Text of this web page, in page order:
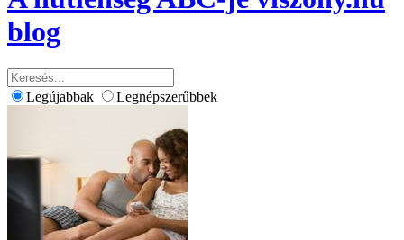
blog
Legújabbak Legnépszerűbbek